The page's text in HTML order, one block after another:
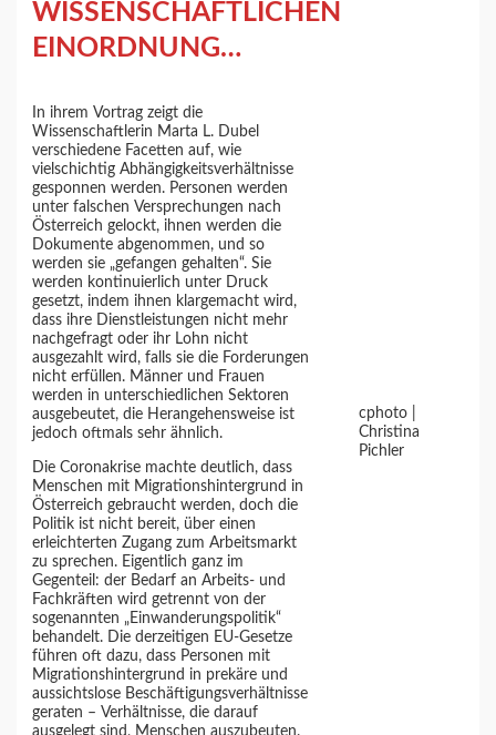
WISSENSCHAFTLICHEN
EINORDNUNG…
In ihrem Vortrag zeigt die
Wissenschaftlerin Marta L. Dubel
verschiedene Facetten auf, wie
vielschichtig Abhängigkeitsverhältnisse
gesponnen werden. Personen werden
unter falschen Versprechungen nach
Österreich gelockt, ihnen werden die
Dokumente abgenommen, und so
werden sie „gefangen gehalten“. Sie
werden kontinuierlich unter Druck
gesetzt, indem ihnen klargemacht wird,
dass ihre Dienstleistungen nicht mehr
nachgefragt oder ihr Lohn nicht
ausgezahlt wird, falls sie die Forderungen
nicht erfüllen. Männer und Frauen
werden in unterschiedlichen Sektoren
ausgebeutet, die Herangehensweise ist
jedoch oftmals sehr ähnlich.
Die Coronakrise machte deutlich, dass
Menschen mit Migrationshintergrund in
Österreich gebraucht werden, doch die
Politik ist nicht bereit, über einen
erleichterten Zugang zum Arbeitsmarkt
zu sprechen. Eigentlich ganz im
Gegenteil: der Bedarf an Arbeits- und
Fachkräften wird getrennt von der
sogenannten „Einwanderungspolitik“
behandelt. Die derzeitigen EU-Gesetze
führen oft dazu, dass Personen mit
Migrationshintergrund in prekäre und
aussichtslose Beschäftigungsverhältnisse
geraten – Verhältnisse, die darauf
ausgelegt sind, Menschen auszubeuten.
cphoto |
Christina
Pichler